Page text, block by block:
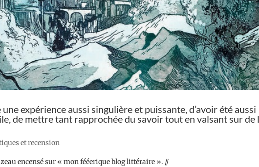
expérience aussi singulière et puissante, d’avoir été aussi
de mettre tant rapprochée du savoir tout en valsant sur de
et recension
encensé sur « mon fééerique blog littéraire ». //